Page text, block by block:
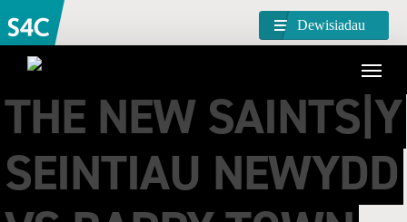
Dewisiadau
THE NEW SAINTS|Y
SEINTIAU NEWYDD